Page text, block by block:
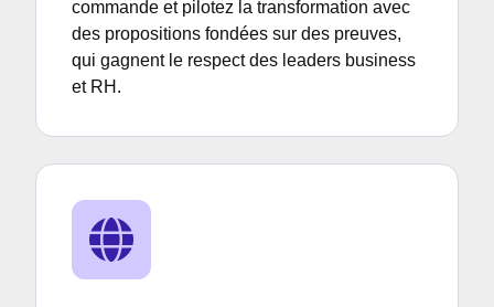
commande et pilotez la transformation avec
des propositions fondées sur des preuves,
qui gagnent le respect des leaders business
et RH.